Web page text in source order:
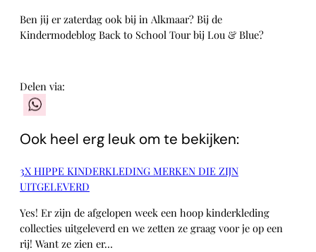
Ben jij er zaterdag ook bij in Alkmaar? Bij de
Kindermodeblog Back to School Tour bij Lou & Blue?
Delen via:
Ook heel erg leuk om te bekijken:
3X HIPPE KINDERKLEDING MERKEN DIE ZIJN
UITGELEVERD
Yes! Er zijn de afgelopen week een hoop kinderkleding
collecties uitgeleverd en we zetten ze graag voor je op een
rij! Want ze zien er…